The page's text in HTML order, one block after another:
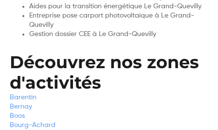
Aides pour la transition énergétique Le Grand-Quevilly
Entreprise pose carport photovoltaïque à Le Grand-
Quevilly
Gestion dossier CEE à Le Grand-Quevilly
Découvrez nos zones
d'activités
Barentin
Bernay
Boos
Bourg-Achard